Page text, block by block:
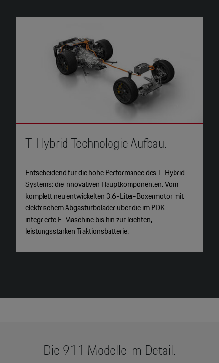
T-Hybrid Technologie Aufbau.
Entscheidend für die hohe Performance des T-Hybrid-
Systems: die innovativen Hauptkomponenten. Vom
komplett neu entwickelten 3,6-Liter-Boxermotor mit
elektrischem Abgasturbolader über die im PDK
integrierte E-Maschine bis hin zur leichten,
leistungsstarken Traktionsbatterie.
Die 911 Modelle im Detail.